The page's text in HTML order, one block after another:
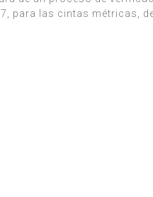
para las cintas métricas,